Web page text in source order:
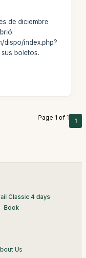
de diciembre
dispo/index.php?
boletos.
Page 1 of 1 1
Classic 4 days
Book
Us